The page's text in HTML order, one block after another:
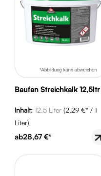
Baufan Streichkalk 12,5ltr
Inhalt: 12.5 Liter (2,29 €* / 1
Liter)
ab28,67 €*